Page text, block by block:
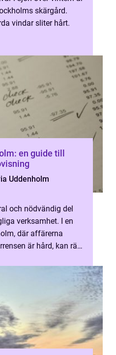
skärgård.
vindar sliter hårt.
en guide till
Uddenholm
och nödvändig del
verksamhet. I en
där affärerna
är hård, kan rätt